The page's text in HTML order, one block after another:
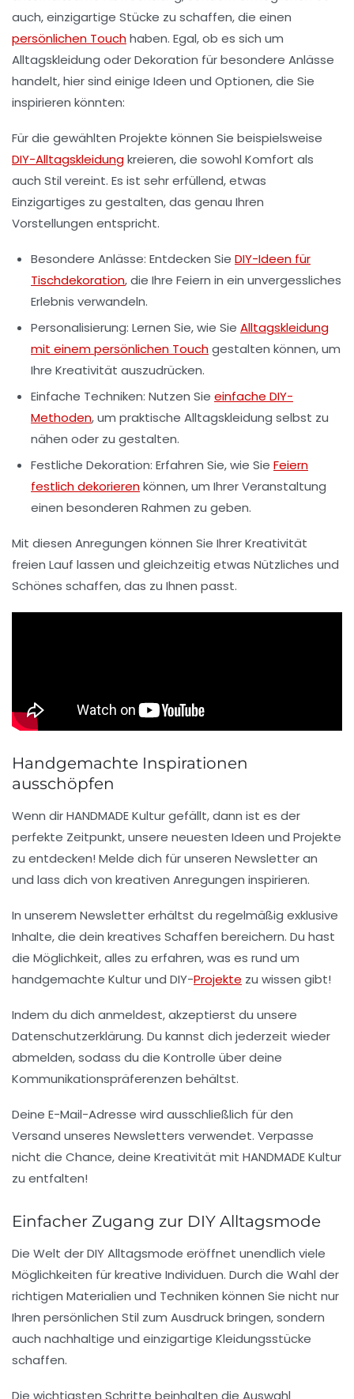
auch, einzigartige Stücke zu schaffen, die einen
persönlichen Touchhaben. Egal, ob es sich um
Alltagskleidung oder Dekoration für besondere Anlässe
handelt, hier sind einige Ideen und Optionen, die Sie
inspirieren könnten:
Für die gewählten Projekte können Sie beispielsweise
DIY-Alltagskleidungkreieren, die sowohl Komfort als
auch Stil vereint. Es ist sehr erfüllend, etwas
Einzigartiges zu gestalten, das genau Ihren
Vorstellungen entspricht.
Besondere Anlässe: Entdecken Sie DIY-Ideen für
Tischdekoration, die Ihre Feiern in ein unvergessliches
Erlebnis verwandeln.
Personalisierung: Lernen Sie, wie Sie Alltagskleidung
mit einem persönlichen Touchgestalten können, um
Ihre Kreativität auszudrücken.
Einfache Techniken: Nutzen Sie einfache DIY-
Methoden, um praktische Alltagskleidung selbst zu
nähen oder zu gestalten.
Festliche Dekoration: Erfahren Sie, wie Sie Feiern
festlich dekorierenkönnen, um Ihrer Veranstaltung
einen besonderen Rahmen zu geben.
Mit diesen Anregungen können Sie Ihrer Kreativität
freien Lauf lassen und gleichzeitig etwas Nützliches und
Schönes schaffen, das zu Ihnen passt.
Handgemachte Inspirationen
ausschöpfen
Wenn dirHANDMADE Kulturgefällt, dann ist es der
perfekte Zeitpunkt, unsere neuesten Ideen und Projekte
zu entdecken! Melde dich für unseren Newsletteran
und lass dich von kreativen Anregungen inspirieren.
In unserem Newsletter erhältst du regelmäßig exklusive
Inhalte, die dein kreatives Schaffen bereichern. Du hast
die Möglichkeit, alles zu erfahren, was es rund um
handgemachte Kultur und DIY-Projekte zu wissen gibt!
Indem du dich anmeldest, akzeptierst du unsere
Datenschutzerklärung. Du kannst dich jederzeit wieder
abmelden, sodass du die Kontrolle über deine
Kommunikationspräferenzen behältst.
Deine E-Mail-Adresse wird ausschließlich für den
Versand unseres Newsletters verwendet. Verpasse
nicht die Chance, deine Kreativität mit HANDMADE Kultur
zu entfalten!
Einfacher Zugang zur DIY Alltagsmode
Die Welt derDIY Alltagsmode eröffnet unendlich viele
Möglichkeiten für kreative Individuen. Durch die Wahl der
richtigen Materialien und Techniken können Sie nicht nur
Ihren persönlichen Stil zum Ausdruck bringen, sondern
auch nachhaltige und einzigartige Kleidungsstücke
schaffen.